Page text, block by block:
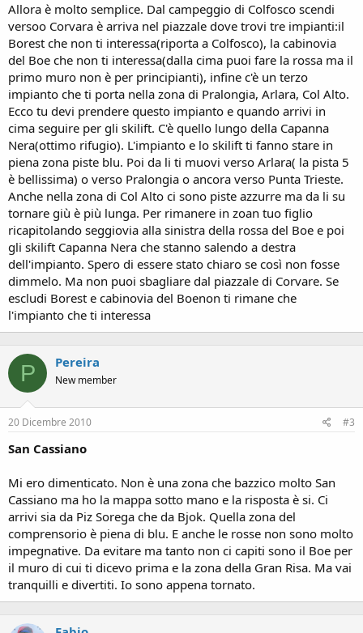
Allora è molto semplice. Dal campeggio di Colfosco scendi
versoo Corvara è arriva nel piazzale dove trovi tre impianti:il
Borest che non ti interessa(riporta a Colfosco), la cabinovia
del Boe che non ti interessa(dalla cima puoi fare la rossa ma il
primo muro non è per principianti), infine c'è un terzo
impianto che ti porta nella zona di Pralongia, Arlara, Col Alto.
Ecco tu devi prendere questo impianto e quando arrivi in
cima seguire per gli skilift. C'è quello lungo della Capanna
Nera(ottimo rifugio). L'impianto e lo skilift ti fanno stare in
piena zona piste blu. Poi da li ti muovi verso Arlara( la pista 5
è bellissima) o verso Pralongia o ancora verso Punta Trieste.
Anche nella zona di Col Alto ci sono piste azzurre ma da li su
tornare giù è più lunga. Per rimanere in zoan tuo figlio
ricapitolando seggiovia alla sinistra della rossa del Boe e poi
gli skilift Capanna Nera che stanno salendo a destra
dell'impianto. Spero di essere stato chiaro se così non fosse
dimmelo. Ma non puoi sbagliare dal piazzale di Corvare. Se
escludi Borest e cabinovia del Boenon ti rimane che
l'impianto che ti interessa
P Pereira
New member
20 Dicembre 2010 #3
San Cassiano
Mi ero dimenticato. Non è una zona che bazzico molto San
Cassiano ma ho la mappa sotto mano e la risposta è si. Ci
arrivi sia da Piz Sorega che da Bjok. Quella zona del
comprensorio è piena di blu. E anche le rosse non sono molto
impegnative. Da evitare ma tanto non ci capiti sono il Boe per
il muro di cui ti dicevo prima e la zona della Gran Risa. Ma vai
tranquilli e divertiti. Io sono appena tornato.